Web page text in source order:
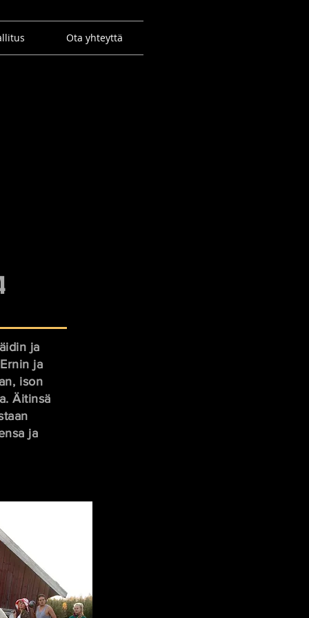
Ota yhteyttä
ja
ja
ison
Äitinsä
ja